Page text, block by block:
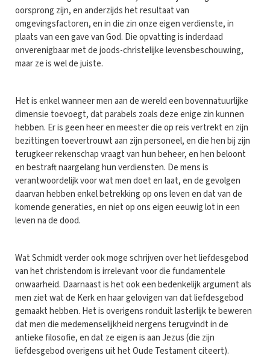
oorsprong zijn, en anderzijds het resultaat van
omgevingsfactoren, en in die zin onze eigen verdienste, in
plaats van een gave van God. Die opvatting is inderdaad
onverenigbaar met de joods-christelijke levensbeschouwing,
maar ze is wel de juiste.
Het is enkel wanneer men aan de wereld een bovennatuurlijke
dimensie toevoegt, dat parabels zoals deze enige zin kunnen
hebben. Er is geen heer en meester die op reis vertrekt en zijn
bezittingen toevertrouwt aan zijn personeel, en die hen bij zijn
terugkeer rekenschap vraagt van hun beheer, en hen beloont
en bestraft naargelang hun verdiensten. De mens is
verantwoordelijk voor wat men doet en laat, en de gevolgen
daarvan hebben enkel betrekking op ons leven en dat van de
komende generaties, en niet op ons eigen eeuwig lot in een
leven na de dood.
Wat Schmidt verder ook moge schrijven over het liefdesgebod
van het christendom is irrelevant voor die fundamentele
onwaarheid. Daarnaast is het ook een bedenkelijk argument als
men ziet wat de Kerk en haar gelovigen van dat liefdesgebod
gemaakt hebben. Het is overigens ronduit lasterlijk te beweren
dat men die medemenselijkheid nergens terugvindt in de
antieke filosofie, en dat ze eigen is aan Jezus (die zijn
liefdesgebod overigens uit het Oude Testament citeert).